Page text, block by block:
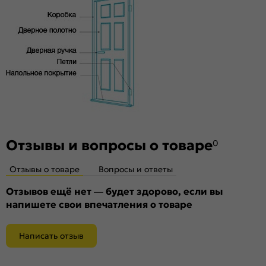
высококачественного соснового бруса и MDF,
и практически бесшумного закрывания
Отзывы и вопросы о товаре0
Отзывы о товаре Вопросы и ответы
Отзывов ещё нет — будет здорово, если вы
напишете свои впечатления о товаре
Написать отзыв